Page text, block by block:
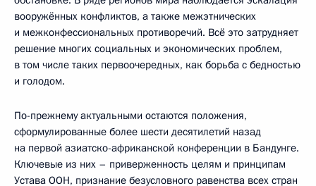
вооружённых конфликтов, а также межэтнических
и межконфессиональных противоречий. Всё это затрудняет
решение многих социальных и экономических проблем,
в том числе таких первоочередных, как борьба с бедностью
и голодом.
По-прежнему актуальными остаются положения,
сформулированные более шести десятилетий назад
на первой азиатско-африканской конференции в Бандунге.
Ключевые из них – приверженность целям и принципам
Устава ООН, признание безусловного равенства всех стран